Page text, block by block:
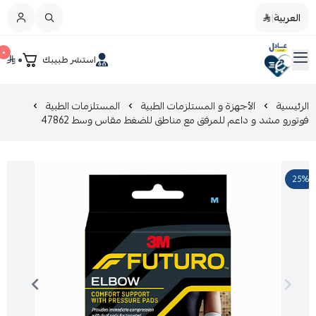
العربية|
صيدليات عادل استشر طبيبك ٠ ٠ القائمة الرئيسية
تخفيضات
عروض التوفير
العناية بالجمال
مزيل طلاء الأظافر
العناية بالطفل و الأم
الرئيسية الأجهزة و المستلزمات الطبية المستلزمات الطبية
فوتورو مشد و داعم للمرفق مع مناطق للضغط مقاس وسط 47862
25%